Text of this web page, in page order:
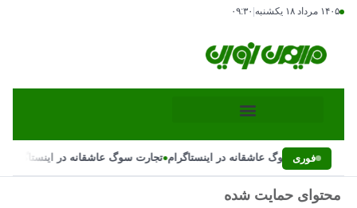
۱۴۰۵ مرداد ۱۸ یکشنبه ۰۹:۳۰
فوری
تجارت سوگ عاشقانه در اینستاگرام•تجارت سوگ عاشقانه در اینستاگرام
محتوای حمایت شده